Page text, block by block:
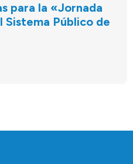
para la «Jornada
Sistema Público de